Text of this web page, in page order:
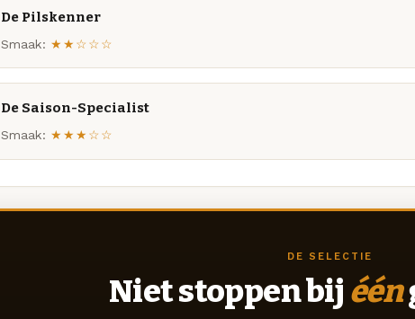
De Pilskenner
Smaak: ★★☆☆☆
De Saison-Specialist
Smaak: ★★★☆☆
DE SELECTIE
Niet stoppen bij één